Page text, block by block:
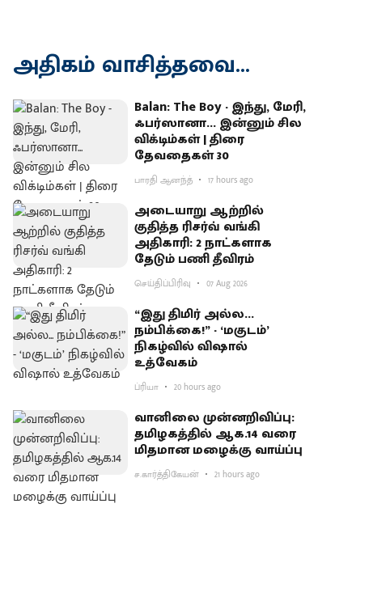
அதிகம் வாசித்தவை...
Balan: The Boy - இந்து, மேரி,
ஃபர்ஸானா... இன்னும் சில
விக்டிம்கள் | திரை
தேவதைகள் 30
பாரதி ஆனந்த் 17 hours ago
அடையாறு ஆற்றில்
குதித்த ரிசர்வ் வங்கி
அதிகாரி: 2 நாட்களாக
தேடும் பணி தீவிரம்
செய்திப்பிரிவு 07 Aug 2026
“இது திமிர் அல்ல...
நம்பிக்கை!” - ‘மகுடம்’
நிகழ்வில் விஷால்
உத்வேகம்
ப்ரியா 20 hours ago
வானிலை முன்னறிவிப்பு:
தமிழகத்தில் ஆக.14 வரை
மிதமான மழைக்கு வாய்ப்பு
ச.கார்த்திகேயன் 21 hours ago